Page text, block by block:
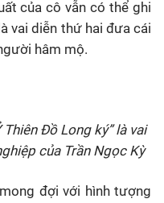
của cô vẫn có thể ghi
vai diễn thứ hai đưa cái
hâm mộ.
Đồ Long ký” là vai
của Trần Ngọc Kỳ
đợi với hình tượng